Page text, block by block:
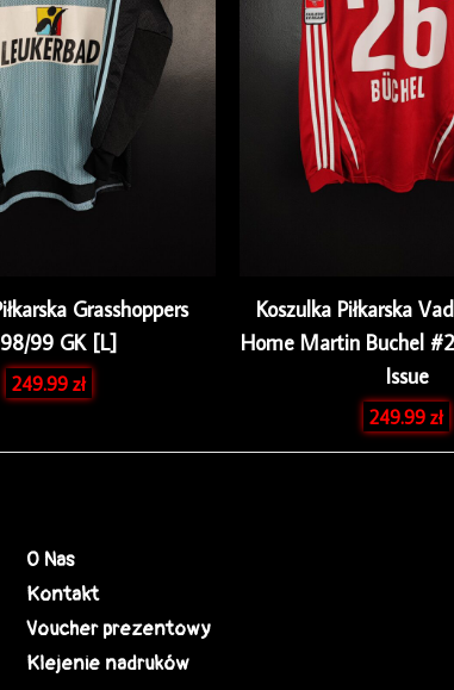
Grasshoppers
99 GK [L]
249.99zł
Koszulka Piłkarska
Home Martin Buchel
Issue
249.99zł
O Nas
Kontakt
Voucher prezentowy
Klejenie nadruków